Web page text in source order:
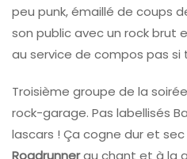
peu punk, émaillé de coups
son public avec un rock brut
au service de compos pas si
Troisième groupe de la
rock-garage. Pas labellisés
lascars ! Ça cogne dur et
Roadrunnerau chant et à la